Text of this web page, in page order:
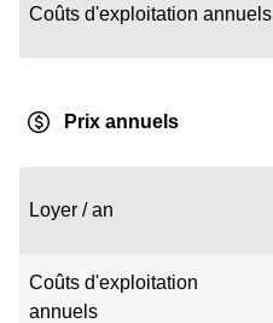
Coûts d'exploitation annuels
Prix annuels
Loyer / an
Coûts d'exploitation
annuels